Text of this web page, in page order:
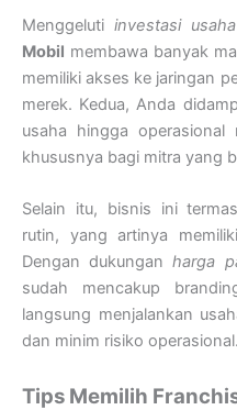
Menggeluti investasi
Mobil membawa banyak
memiliki akses ke jaringan
merek. Kedua, Anda
usaha hingga
khususnya bagi mitra yang
Selain itu, bisnis ini
rutin, yang artinya
Dengan dukunganharga
sudah mencakup
langsung menjalankan
dan minim risiko operasional.
Tips Memilih